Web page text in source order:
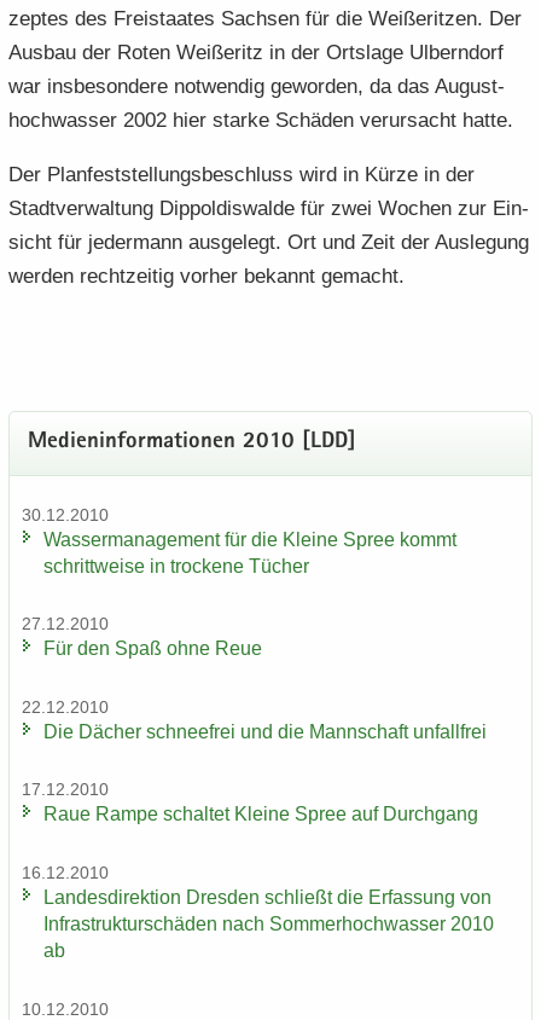
zep­tes des Frei­staa­tes Sach­sen für die Wei­ße­rit­zen. Der
Aus­bau der Roten Wei­ße­ritz in der Orts­la­ge Ulb­ern­dorf
war ins­be­son­de­re not­wen­dig ge­wor­den, da das Au­gust­
hoch­was­ser 2002 hier star­ke Schä­den ver­ur­sacht hatte.
Der Plan­fest­stel­lungs­be­schluss wird in Kürze in der
Stadt­ver­wal­tung Di­ppol­dis­wal­de für zwei Wo­chen zur Ein­
sicht für je­der­mann aus­ge­legt. Ort und Zeit der Aus­le­gung
wer­den recht­zei­tig vor­her be­kannt ge­macht.
Me­di­en­in­for­ma­tio­nen 2010 [LDD]
30.12.2010
Was­ser­ma­nage­ment für die Klei­ne Spree kommt
schritt­wei­se in tro­cke­ne Tü­cher
27.12.2010
Für den Spaß ohne Reue
22.12.2010
Die Dä­cher schnee­frei und die Mann­schaft un­fall­frei
17.12.2010
Raue Rampe schal­tet Klei­ne Spree auf Durch­gang
16.12.2010
Lan­des­di­rek­ti­on Dres­den schließt die Er­fas­sung von
In­fra­struk­tur­schä­den nach Som­mer­hoch­was­ser 2010
ab
10.12.2010